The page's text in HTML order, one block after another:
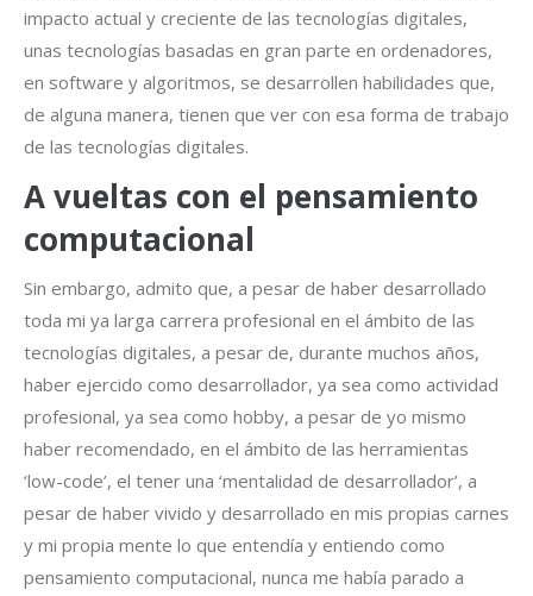
impacto actual y creciente de las tecnologías digitales,
unas tecnologías basadas en gran parte en ordenadores,
en software y algoritmos, se desarrollen habilidades que,
de alguna manera, tienen que ver con esa forma de trabajo
de las tecnologías digitales.
A vueltas con el pensamiento
computacional
Sin embargo, admito que, a pesar de haber desarrollado
toda mi ya larga carrera profesional en el ámbito de las
tecnologías digitales, a pesar de, durante muchos años,
haber ejercido como desarrollador, ya sea como actividad
profesional, ya sea como hobby, a pesar de yo mismo
haber recomendado, en el ámbito de las herramientas
‘low-code’, el tener una ‘mentalidad de desarrollador’, a
pesar de haber vivido y desarrollado en mis propias carnes
y mi propia mente lo que entendía y entiendo como
pensamiento computacional, nunca me había parado a